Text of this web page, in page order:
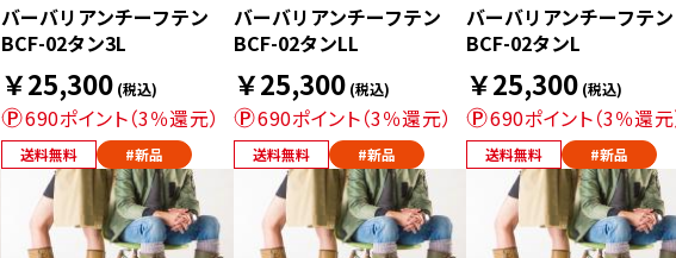
バーバリアンチーフテン
BCF-02タン3L
￥25,300 (税込)
690ポイント（3％還元）
送料無料 #新品
バーバリアンチーフテン
BCF-02タンLL
￥25,300 (税込)
690ポイント（3％還元）
送料無料 #新品
バーバリアンチーフテン
BCF-02タンL
￥25,300 (税込)
690ポイント（3％還元
送料無料 #新品